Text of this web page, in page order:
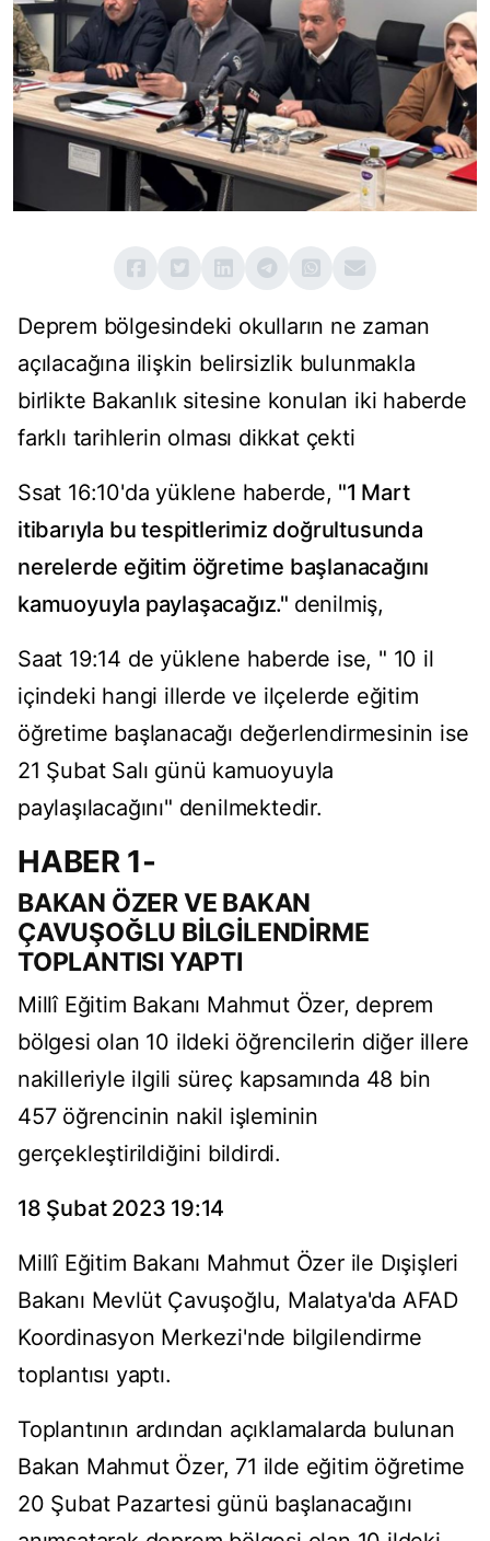
Deprem bölgesindeki okulların ne zaman
açılacağına ilişkin belirsizlik bulunmakla
birlikte Bakanlık sitesine konulan iki haberde
farklı tarihlerin olması dikkat çekti
Ssat 16:10'da yüklene haberde, "1 Mart
itibarıyla bu tespitlerimiz doğrultusunda
nerelerde eğitim öğretime başlanacağını
kamuoyuyla paylaşacağız." denilmiş,
Saat 19:14 de yüklene haberde ise, " 10 il
içindeki hangi illerde ve ilçelerde eğitim
öğretime başlanacağı değerlendirmesinin ise
21 Şubat Salı günü kamuoyuyla
paylaşılacağını" denilmektedir.
HABER 1-
BAKAN ÖZER VE BAKAN
ÇAVUŞOĞLU BİLGİLENDİRME
TOPLANTISI YAPTI
Millî Eğitim Bakanı Mahmut Özer, deprem
bölgesi olan 10 ildeki öğrencilerin diğer illere
nakilleriyle ilgili süreç kapsamında 48 bin
457 öğrencinin nakil işleminin
gerçekleştirildiğini bildirdi.
18 Şubat 2023 19:14
Millî Eğitim Bakanı Mahmut Özer ile Dışişleri
Bakanı Mevlüt Çavuşoğlu, Malatya'da AFAD
Koordinasyon Merkezi'nde bilgilendirme
toplantısı yaptı.
Toplantının ardından açıklamalarda bulunan
Bakan Mahmut Özer, 71 ilde eğitim öğretime
20 Şubat Pazartesi günü başlanacağını